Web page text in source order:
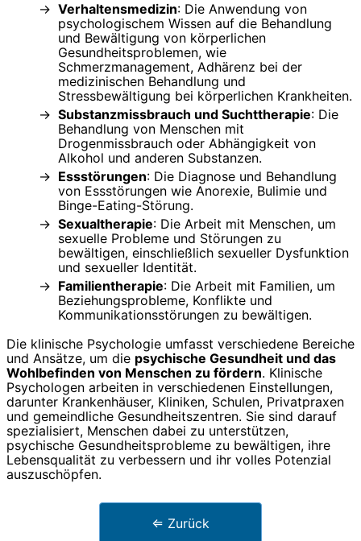
Verhaltensmedizin: Die Anwendung von
psychologischem Wissen auf die Behandlung
und Bewältigung von körperlichen
Gesundheitsproblemen, wie
Schmerzmanagement, Adhärenz bei der
medizinischen Behandlung und
Stressbewältigung bei körperlichen Krankheiten.
Substanzmissbrauch und Suchttherapie: Die
Behandlung von Menschen mit
Drogenmissbrauch oder Abhängigkeit von
Alkohol und anderen Substanzen.
Essstörungen: Die Diagnose und Behandlung
von Essstörungen wie Anorexie, Bulimie und
Binge-Eating-Störung.
Sexualtherapie: Die Arbeit mit Menschen, um
sexuelle Probleme und Störungen zu
bewältigen, einschließlich sexueller Dysfunktion
und sexueller Identität.
Familientherapie: Die Arbeit mit Familien, um
Beziehungsprobleme, Konflikte und
Kommunikationsstörungen zu bewältigen.
Die klinische Psychologie umfasst verschiedene Bereiche
und Ansätze, um die psychische Gesundheit und das
Wohlbefinden von Menschen zu fördern. Klinische
Psychologen arbeiten in verschiedenen Einstellungen,
darunter Krankenhäuser, Kliniken, Schulen, Privatpraxen
und gemeindliche Gesundheitszentren. Sie sind darauf
spezialisiert, Menschen dabei zu unterstützen,
psychische Gesundheitsprobleme zu bewältigen, ihre
Lebensqualität zu verbessern und ihr volles Potenzial
auszuschöpfen.
⇐ Zurück